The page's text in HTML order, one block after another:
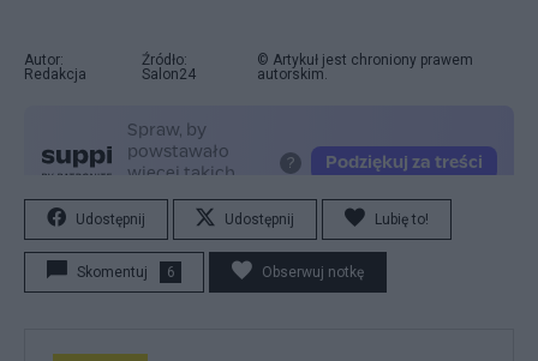
Autor:
Redakcja
Źródło:
Salon24
© Artykuł jest chroniony prawem
autorskim.
Udostępnij Udostępnij Lubię to!
Skomentuj 6 Obserwuj notkę